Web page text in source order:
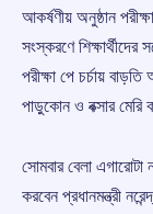
আকর্ষণীয় অনুষ্ঠান
সংস্করণে শিক্ষার্থীদের
পরীক্ষা পে চর্চায়
পাড়ুকোন ও বক্সার
সোমবার বেলা এগারোটা
করবেন প্রধানমন্ত্রী